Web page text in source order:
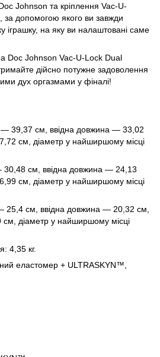
Johnson та кріплення Vac-U-
допомогою якого ви завжди
іграшку, на яку ви налаштовані саме
Doc Johnson Vac-U-Lock Dual
дійсно потужне задоволення
дух оргазмами у фіналі!
— 39,37 см, ввідна довжина — 33,02
см, діаметр у найширшому місці
30,48 см, ввідна довжина — 24,13
см, діаметр у найширшому місці
25,4 см, ввідна довжина — 20,32 см,
діаметр у найширшому місці
4,35 кг.
еластомер + ULTRASKYN™,